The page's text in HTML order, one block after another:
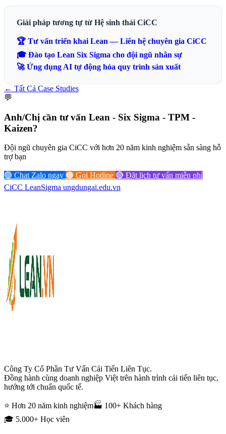
Giải pháp tương tự từ Hệ sinh thái CiCC
🏆 Tư vấn triển khai Lean — Liên hệ chuyên gia CiCC
🎓 Đào tạo Lean Six Sigma cho đội ngũ nhân sự
🚀 Ứng dụng AI tự động hóa quy trình sản xuất
← Tất Cả Case Studies
💬
Anh/Chị cần tư vấn Lean - Six Sigma - TPM -
Kaizen?
Đội ngũ chuyên gia CiCC với hơn 20 năm kinh nghiệm sẵn sàng hỗ
trợ bạn
🟢 Chat Zalo ngay 🟠 Gọi Hotline 🔴 Đặt lịch tư vấn miễn phí
CiCC LeanSigma ungdungai.edu.vn
Công Ty Cổ Phần Tư Vấn Cải Tiến Liên Tục.
Đồng hành cùng doanh nghiệp Việt trên hành trình cải tiến liên tục,
hướng tới chuẩn quốc tế.
⭐ Hơn 20 năm kinh nghiệm🏭 100+ Khách hàng
🎓 5.000+ Học viên